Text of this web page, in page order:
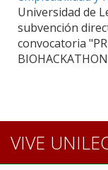
Universidad de
subvención
convocatoria
VIVE